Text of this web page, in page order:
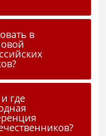
в
где